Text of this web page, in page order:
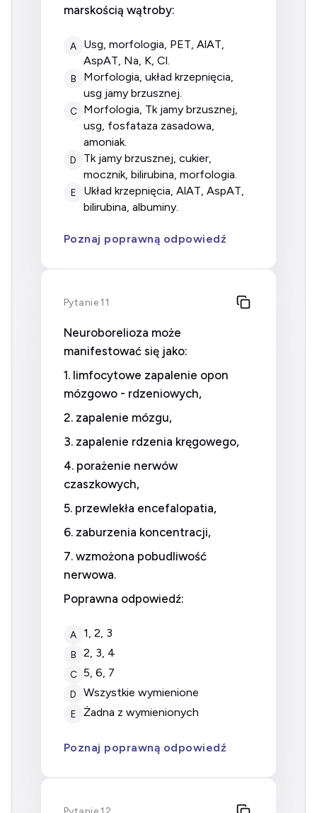
marskością wątroby:
A
usg, morfologia, PET, AlAT,
AspAT, Na, K, Cl.
B
morfologia, układ krzepnięcia,
usg jamy brzusznej.
C
morfologia, Tk jamy brzusznej,
usg, fosfataza zasadowa,
amoniak.
D
Tk jamy brzusznej, cukier,
mocznik, bilirubina, morfologia.
E
układ krzepnięcia, AlAT, AspAT,
bilirubina, albuminy.
Poznaj poprawną odpowiedź
Pytanie 11
Neuroborelioza może
manifestować się jako:
1. limfocytowe zapalenie opon
mózgowo - rdzeniowych,
2. zapalenie mózgu,
3. zapalenie rdzenia kręgowego,
4. porażenie nerwów
czaszkowych,
5. przewlekła encefalopatia,
6. zaburzenia koncentracji,
7. wzmożona pobudliwość
nerwowa.
Poprawna odpowiedź:
A 1, 2, 3
B 2, 3, 4
C 5, 6, 7
D wszystkie wymienione
E żadna z wymienionych
Poznaj poprawną odpowiedź